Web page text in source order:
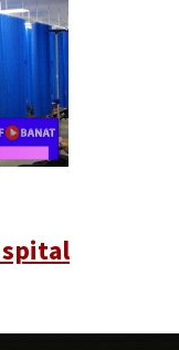
spital